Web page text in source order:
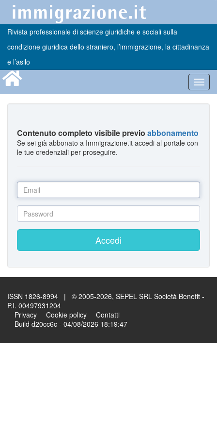
Rivista professionale di scienze giuridiche e sociali sulla
condizione giuridica dello straniero, l’immigrazione, la cittadinanza
e l’asilo
Contenuto completo visibile previo abbonamento
Se sei già abbonato a Immigrazione.it accedi al portale con
le tue credenziali per proseguire.
Accedi
ISSN 1826-8994 | © 2005-2026, SEPEL SRL Società Benefit -
P.I. 00497931204
Privacy
Cookie policy
Contatti
Build d20cc6c - 04/08/2026 18:19:47